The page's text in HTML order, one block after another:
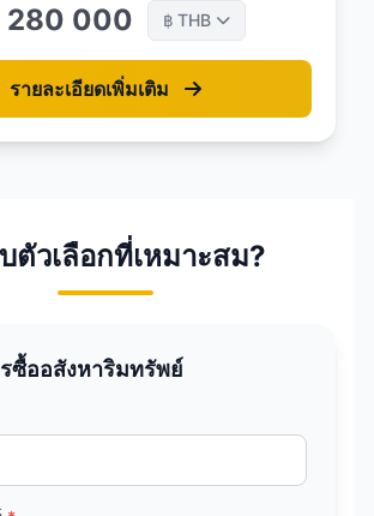
280 000 ฿ THB
รายละเอียดเพิ่มเติม
ตัวเลือกที่เหมาะสม?
ซื้ออสังหาริมทรัพย์